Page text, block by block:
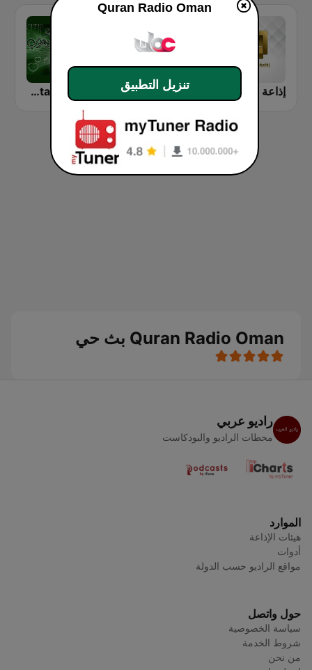
Hala FM (هلا) Khaled Al-Qahtani Radio (خالد القهطانى راديو)
Quran Radio Oman بث حي
راديو عربي
محطات الراديو والبودكاست
الموارد
هيئات الإذاعة
أدوات
مواقع الراديو حسب الدولة
حول واتصل
سياسة الخصوصية
شروط الخدمة
من نحن
Quran Radio Oman
تنزيل التطبيق